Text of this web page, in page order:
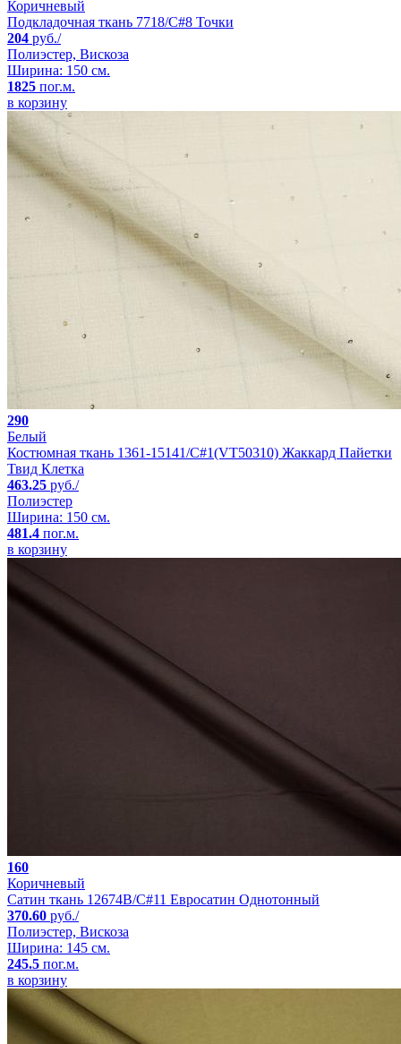
Коричневый
Подкладочная ткань 7718/C#8 Точки
204 руб./
Полиэстер, Вискоза
Ширина: 150 см.
1825 пог.м.
в корзину
290
Белый
Костюмная ткань 1361-15141/C#1(VT50310) Жаккард Пайетки
Твид Клетка
463.25 руб./
Полиэстер
Ширина: 150 см.
481.4 пог.м.
в корзину
160
Коричневый
Сатин ткань 12674B/C#11 Евросатин Однотонный
370.60 руб./
Полиэстер, Вискоза
Ширина: 145 см.
245.5 пог.м.
в корзину